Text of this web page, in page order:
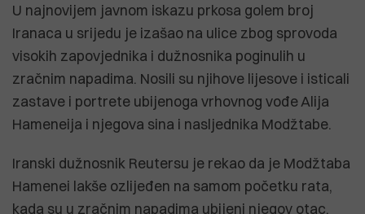
U najnovijem javnom iskazu prkosa golem broj
Iranaca u srijedu je izašao na ulice zbog sprovoda
visokih zapovjednika i dužnosnika poginulih u
zračnim napadima. Nosili su njihove lijesove i isticali
zastave i portrete ubijenoga vrhovnog vođe Alija
Hameneija i njegova sina i nasljednika Modžtabe.
Iranski dužnosnik Reutersu je rekao da je Modžtaba
Hamenei lakše ozlijeđen na samom početku rata,
kada su u zračnim napadima ubijeni njegov otac,